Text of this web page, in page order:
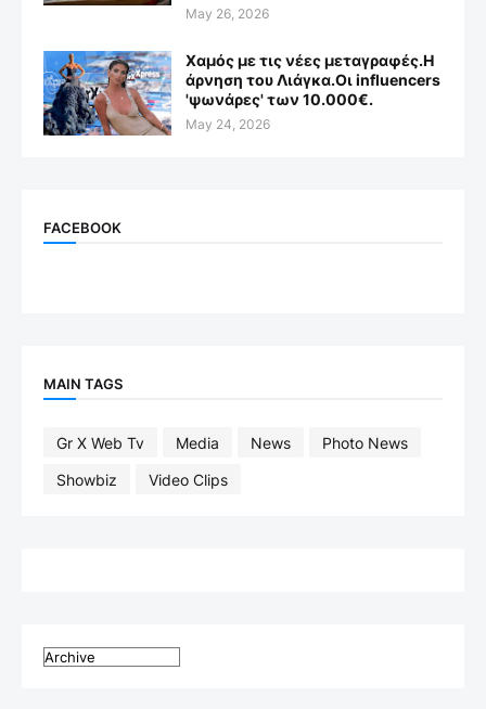
May 26, 2026
Χαμός με τις νέες μεταγραφές.Η
άρνηση του Λιάγκα.Οι influencers
'ψωνάρες' των 10.000€.
May 24, 2026
FACEBOOK
MAIN TAGS
Gr X Web Tv Media News
Photo News
Showbiz
Video Clips